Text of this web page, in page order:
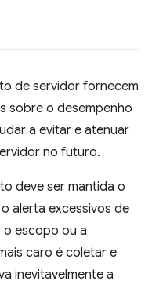
de servidor fornecem
sobre o desempenho
a evitar e atenuar
no futuro.
deve ser mantida o
alerta excessivos de
escopo ou a
caro é coletar e
inevitavelmente a